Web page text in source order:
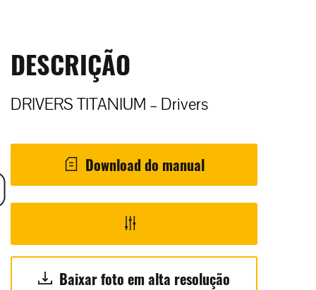
DESCRIÇÃO
DRIVERS TITANIUM – Drivers
Download do manual
Baixar foto em alta resolução